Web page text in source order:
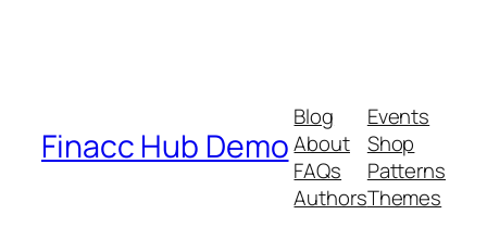
Finacc Hub Demo
Blog
About
FAQs
Authors
Events
Shop
Patterns
Themes